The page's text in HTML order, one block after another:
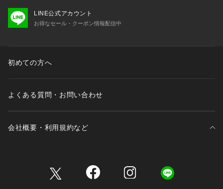
LINE公式アカウント
お得なセール・クーポン情報配信中
初めての方へ
よくある質問・お問い合わせ
会社概要・利用規約など